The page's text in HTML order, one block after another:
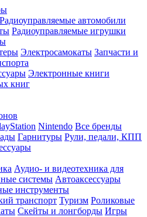
Радиоуправляемые автомобили
Радиоуправляемые игрушки
Электросамокаты Запчасти и
Электронные книги
книг
Nintendo Все бренды
Гарнитуры Рули, педали, КПП
Аудио- и видеотехника для
системы Автоаксессуары
инструменты
транспорт Туризм Роликовые
Скейты и лонгборды Игры